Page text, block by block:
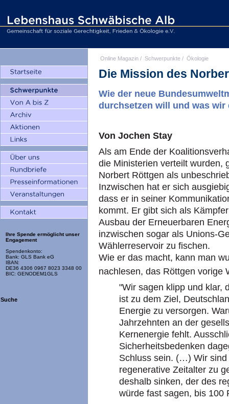
Ihre Spende ermöglicht unser
Engagement
Spendenkonto:
Bank: GLS Bank eG
IBAN:
DE36 4306 0967 8023 3348 00
BIC: GENODEM1GLS
Suche
Online Magazin / Schwerpunkte / Ökologie
Die Mission des
Wie der neue
durchsetzen will und was wir
Von Jochen Stay
Als am Ende der
die Ministerien verteilt wurden,
Norbert Röttgen als
Inzwischen hat er sich
dass er in seiner
kommt. Er gibt sich als
Ausbau der Erneuerbaren
inzwischen sogar als Unions-
Wählerreservoir zu fischen.
Wie er das macht, kann man
nachlesen, das Röttgen vorige
"Wir sagen klipp und klar,
ist zu dem Ziel,
Energie zu versorgen.
Jahrzehnten an der
Kernenergie fehlt.
Sicherheitsbedenken
Schluss sein. (…) Wir
regenerative Zeitalter zu
deshalb sinken, der des
würde fast sagen, bis 100